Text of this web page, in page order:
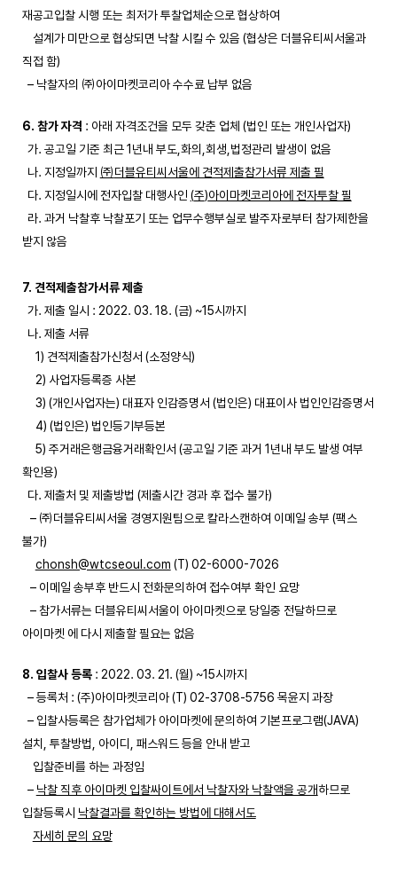
재공고입찰 시행 또는 최저가 투찰업체순으로 협상하여
설계가 미만으로 협상되면 낙찰 시킬 수 있음 (협상은 더블유티씨서울과
직접 함)
– 낙찰자의 ㈜아이마켓코리아 수수료 납부 없음
6. 참가 자격 : 아래 자격조건을 모두 갖춘 업체 (법인 또는 개인사업자)
가. 공고일 기준 최근 1년내 부도,화의,회생,법정관리 발생이 없음
나. 지정일까지 ㈜더블유티씨서울에 견적제출참가서류 제출 필
다. 지정일시에 전자입찰 대행사인 (주)아이마켓코리아에 전자투찰 필
라. 과거 낙찰후 낙찰포기 또는 업무수행부실로 발주자로부터 참가제한을
받지 않음
7. 견적제출참가서류 제출
가. 제출 일시 : 2022. 03. 18. (금) ~15시까지
나. 제출 서류
1) 견적제출참가신청서 (소정양식)
2) 사업자등록증 사본
3) (개인사업자는) 대표자 인감증명서 (법인은) 대표이사 법인인감증명서
4) (법인은) 법인등기부등본
5) 주거래은행금융거래확인서 (공고일 기준 과거 1년내 부도 발생 여부
확인용)
다. 제출처 및 제출방법 (제출시간 경과 후 접수 불가)
– ㈜더블유티씨서울 경영지원팀으로 칼라스캔하여 이메일 송부 (팩스
불가)
chonsh@wtcseoul.com (T) 02-6000-7026
– 이메일 송부후 반드시 전화문의하여 접수여부 확인 요망
– 참가서류는 더블유티씨서울이 아이마켓으로 당일중 전달하므로
아이마켓 에 다시 제출할 필요는 없음
8. 입찰사 등록: 2022. 03. 21. (월) ~15시까지
– 등록처 : (주)아이마켓코리아 (T) 02-3708-5756 목윤지 과장
– 입찰사등록은 참가업체가 아이마켓에 문의하여 기본프로그램(JAVA)
설치, 투찰방법, 아이디, 패스워드 등을 안내 받고
입찰준비를 하는 과정임
– 낙찰 직후 아이마켓 입찰싸이트에서 낙찰자와 낙찰액을 공개하므로
입찰등록시 낙찰결과를 확인하는 방법에 대해서도
자세히 문의 요망